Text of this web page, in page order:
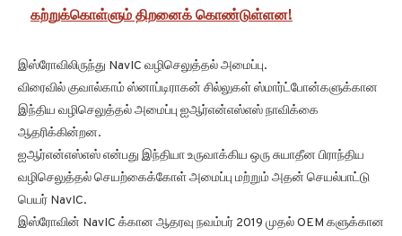
கற்றுக்கொள்ளும் திறனைக் கொண்டுள்ளன!
இஸ்ரோவிலிருந்து NavIC வழிசெலுத்தல் அமைப்பு.
விரைவில் குவால்காம் ஸ்னாப்டிராகன் சில்லுகள் ஸ்மார்ட்போன்களுக்கான
இந்திய வழிசெலுத்தல் அமைப்பு ஐஆர்என்எஸ்எஸ் நாவிக்கை
ஆதரிக்கின்றன.
ஐஆர்என்எஸ்எஸ் என்பது இந்தியா உருவாக்கிய ஒரு சுயாதீன பிராந்திய
வழிசெலுத்தல் செயற்கைக்கோள் அமைப்பு மற்றும் அதன் செயல்பாட்டு
பெயர் NavIC.
இஸ்ரோவின் NavIC க்கான ஆதரவு நவம்பர் 2019 முதல் OEM களுக்கான